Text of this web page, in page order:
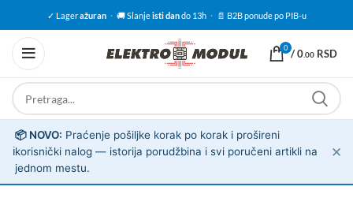
✓ Lageražuran · 🚚 Slanjeisti dando 13h · 📄 B2B ponude po PIB-u
0 /0.00 RSD
ℹ️
📦 NOVO: Praćenje pošiljke korak po korak i prošireni
korisnički nalog — istorija porudžbina i svi poručeni artikli na
jednom mestu.
✕